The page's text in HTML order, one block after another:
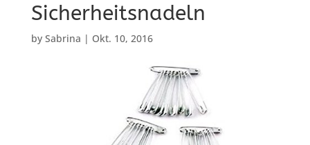
Sicherheitsnadeln
by Sabrina | Okt. 10, 2016